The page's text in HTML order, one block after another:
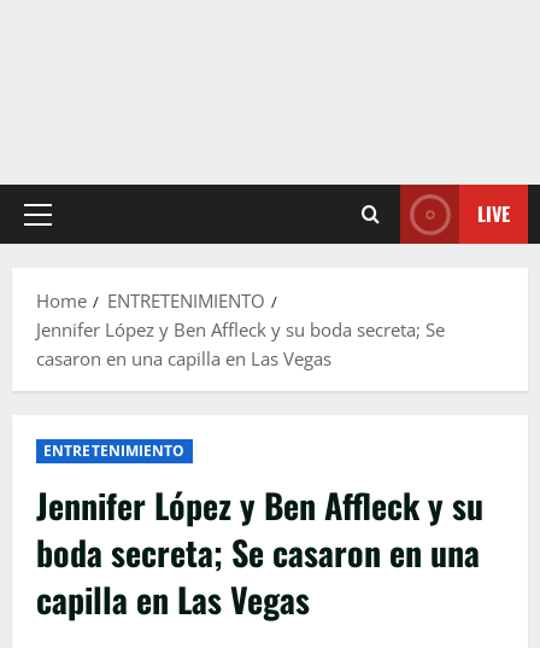
Primary
LIVE
Home
ENTRETENIMIENTO
Jennifer López y Ben Affleck y su boda secreta; Se
casaron en una capilla en Las Vegas
ENTRETENIMIENTO
Jennifer López y Ben Affleck y su
boda secreta; Se casaron en una
capilla en Las Vegas